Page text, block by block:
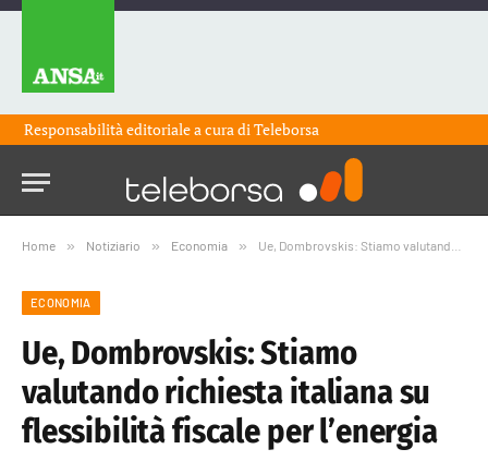
Responsabilità editoriale a cura diTeleborsa
Home » Notiziario » Economia » Ue, Dombrovskis: Stiamo valutando richiesta italiana su flessibilità fiscale per l’energia
ECONOMIA
Ue, Dombrovskis: Stiamo
valutando richiesta italiana su
flessibilità fiscale per l’energia